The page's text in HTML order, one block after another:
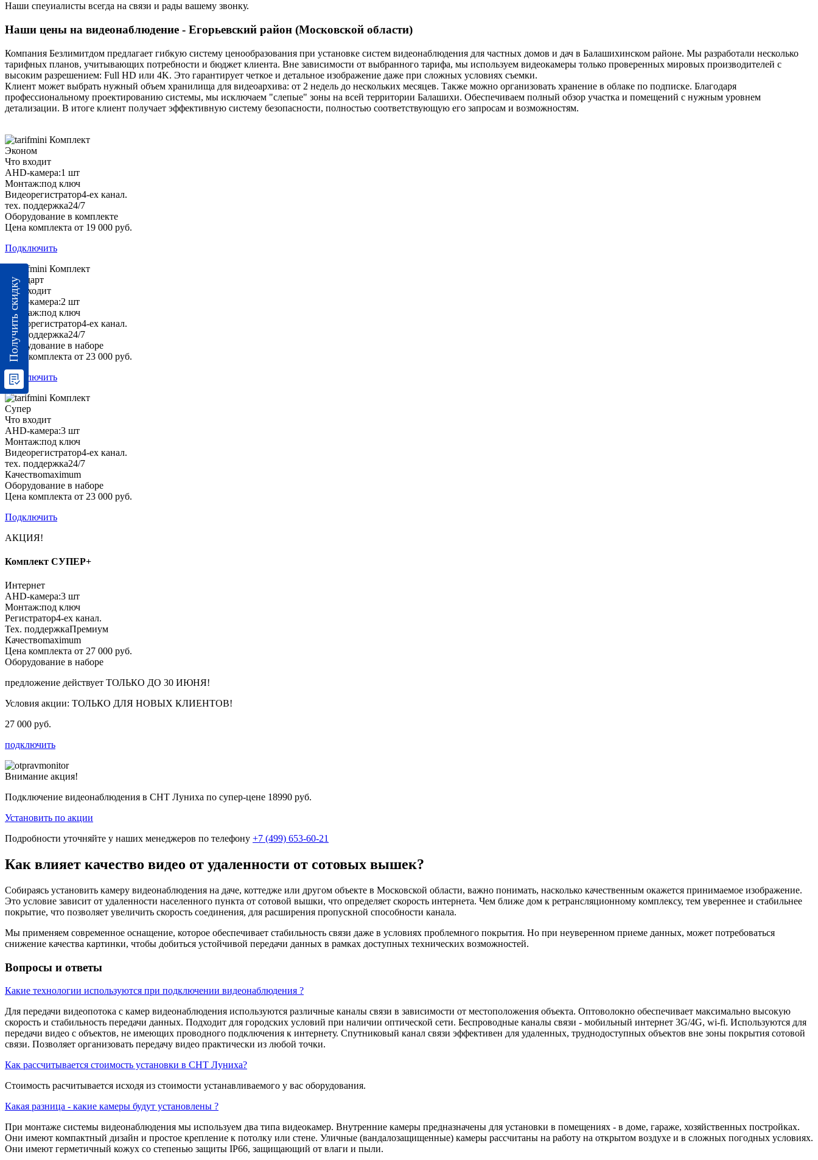
Наши спеуиалисты всегда на связи и рады вашему звонку.
Наши цены на видеонаблюдение - Егорьевский район (Московской области)
Компания Безлимитдом предлагает гибкую систему ценообразования при установке систем видеонаблюдения для частных домов и дач в Балашихинском районе. Мы разработали несколько
тарифных планов, учитывающих потребности и бюджет клиента. Вне зависимости от выбранного тарифа, мы используем видеокамеры только проверенных мировых производителей с
высоким разрешением: Full HD или 4K. Это гарантирует четкое и детальное изображение даже при сложных условиях съемки.
Клиент может выбрать нужный объем хранилища для видеоархива: от 2 недель до нескольких месяцев. Также можно организовать хранение в облаке по подписке. Благодаря
профессиональному проектированию системы, мы исключаем "слепые" зоны на всей территории Балашихи. Обеспечиваем полный обзор участка и помещений с нужным уровнем
детализации. В итоге клиент получает эффективную систему безопасности, полностью соответствующую его запросам и возможностям.
Комплект
Эконом
Что входит
AHD-камера:1 шт
Монтаж:под ключ
Видеорегистратор4-ех канал.
тех. поддержка24/7
Оборудование в комплекте
Цена комплекта от 19 000 руб.
Подключить
Комплект
Стандарт
Что входит
AHD-камера:2 шт
Монтаж:под ключ
Видеорегистратор4-ех канал.
тех. поддержка24/7
Оборудование в наборе
Цена комплекта от 23 000 руб.
Подключить
Комплект
Супер
Что входит
AHD-камера:3 шт
Монтаж:под ключ
Видеорегистратор4-ех канал.
тех. поддержка24/7
Качествоmaximum
Оборудование в наборе
Цена комплекта от 23 000 руб.
Подключить
АКЦИЯ!
Комплект СУПЕР+
Интернет
AHD-камера:3 шт
Монтаж:под ключ
Регистратор4-ех канал.
Тех. поддержкаПремиум
Качествоmaximum
Цена комплекта от 27 000 руб.
Оборудование в наборе
предложение действует ТОЛЬКО ДО 30 ИЮНЯ!
Условия акции: ТОЛЬКО ДЛЯ НОВЫХ КЛИЕНТОВ!
27 000 руб.
подключить
Внимание акция!
Подключение видеонаблюдения в СНТ Луниха по супер-цене 18990 руб.
Установить по акции
Подробности уточняйте у наших менеджеров по телефону +7 (499) 653-60-21
Как влияет качество видео от удаленности от сотовых вышек?
Собираясь установить камеру видеонаблюдения на даче, коттедже или другом объекте в Московской области, важно понимать, насколько качественным окажется принимаемое изображение.
Это условие зависит от удаленности населенного пункта от сотовой вышки, что определяет скорость интернета. Чем ближе дом к ретрансляционному комплексу, тем увереннее и стабильнее
покрытие, что позволяет увеличить скорость соединения, для расширения пропускной способности канала.
Мы применяем современное оснащение, которое обеспечивает стабильность связи даже в условиях проблемного покрытия. Но при неуверенном приеме данных, может потребоваться
снижение качества картинки, чтобы добиться устойчивой передачи данных в рамках доступных технических возможностей.
Вопросы и ответы
Какие технологии используются при подключении видеонаблюдения ?
Для передачи видеопотока с камер видеонаблюдения используются различные каналы связи в зависимости от местоположения объекта. Оптоволокно обеспечивает максимально высокую
скорость и стабильность передачи данных. Подходит для городских условий при наличии оптической сети. Беспроводные каналы связи - мобильный интернет 3G/4G, wi-fi. Используются для
передачи видео с объектов, не имеющих проводного подключения к интернету. Спутниковый канал связи эффективен для удаленных, труднодоступных объектов вне зоны покрытия сотовой
связи. Позволяет организовать передачу видео практически из любой точки.
Как рассчитывается стоимость установки в СНТ Луниха?
Стоимость расчитывается исходя из стоимости устанавливаемого у вас оборудования.
Какая разница - какие камеры будут установлены ?
При монтаже системы видеонаблюдения мы используем два типа видеокамер. Внутренние камеры предназначены для установки в помещениях - в доме, гараже, хозяйственных постройках.
Они имеют компактный дизайн и простое крепление к потолку или стене. Уличные (вандалозащищенные) камеры рассчитаны на работу на открытом воздухе и в сложных погодных условиях.
Они имеют герметичный кожух со степенью защиты IP66, защищающий от влаги и пыли.
Получить скидку